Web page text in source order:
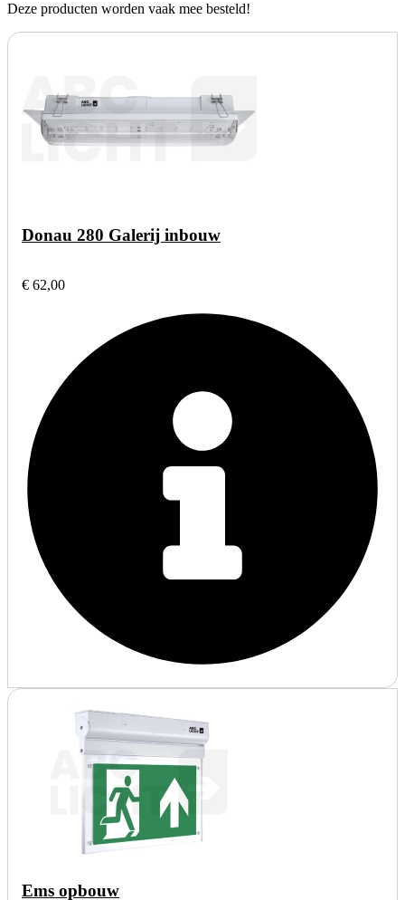
Deze producten worden vaak mee besteld!
Donau 280 Galerij inbouw
€ 62,00
Ems opbouw